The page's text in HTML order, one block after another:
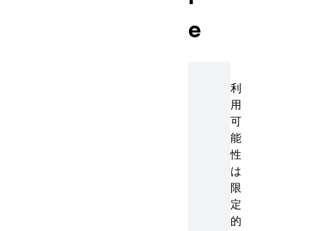
e
利
用
可
能
性
は
限
定
的